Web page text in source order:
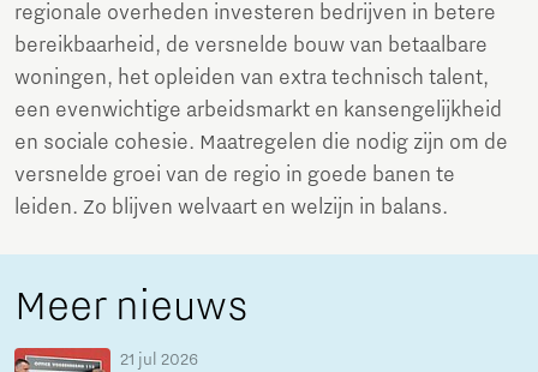
regionale overheden investeren bedrijven in betere
bereikbaarheid, de versnelde bouw van betaalbare
woningen, het opleiden van extra technisch talent,
een evenwichtige arbeidsmarkt en kansengelijkheid
en sociale cohesie. Maatregelen die nodig zijn om de
versnelde groei van de regio in goede banen te
leiden. Zo blijven welvaart en welzijn in balans.
Meer nieuws
21 jul 2026